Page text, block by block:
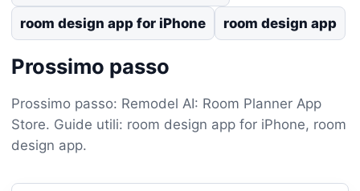
room design app for iPhone room design app
Prossimo passo
Prossimo passo: Remodel AI: Room Planner App
Store. Guide utili: room design app for iPhone, room
design app.